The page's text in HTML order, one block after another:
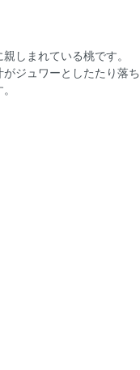
しまれている桃です。
ジュワーとしたたり落ち